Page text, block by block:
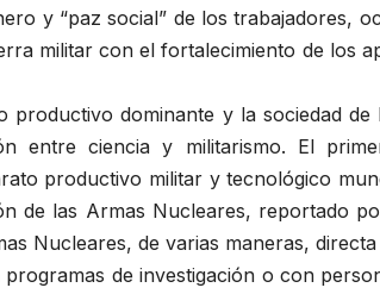
y “paz social” de los trabajadores,
militar con el fortalecimiento de los
dominante y la sociedad
entre ciencia y militarismo. El
productivo militar y tecnológico
de las Armas Nucleares, reportado
Nucleares, de varias maneras,
de investigación o con